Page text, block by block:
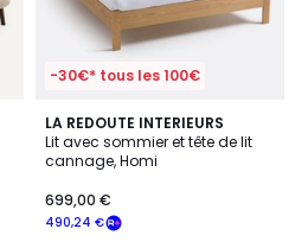
-30€* tous les 100€
LA REDOUTE INTERIEURS
Lit avec sommier et tête de lit
cannage, Homi
490,24 €
699,00 €
5
/
5